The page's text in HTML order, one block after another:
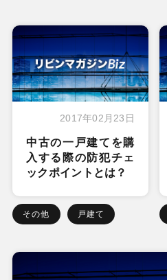
2017年02月23日
中古の一戸建てを購
入する際の防犯チェ
ックポイントとは？
その他 戸建て